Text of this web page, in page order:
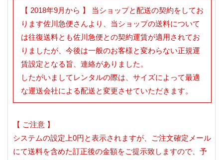
【 2018年9月から 】 当ショップと配送の契約をしてお
ります佐川急便さんより、当ショップの送料について
は往復送料とも佐川急便との契約運賃が適用されてお
りましたが、今後は一般のお客様と変わらない正規運
賃設定となる旨、連絡がありました。
したがいましてレンタルの際は、サイズによって最適
な運送会社による配送と変更させていただきます。
【 ご注意 】
システムの設定上0円と表示されますが、ご注文確定メール
にて送料を含めた訂正後の金額をご提示致しますので、予